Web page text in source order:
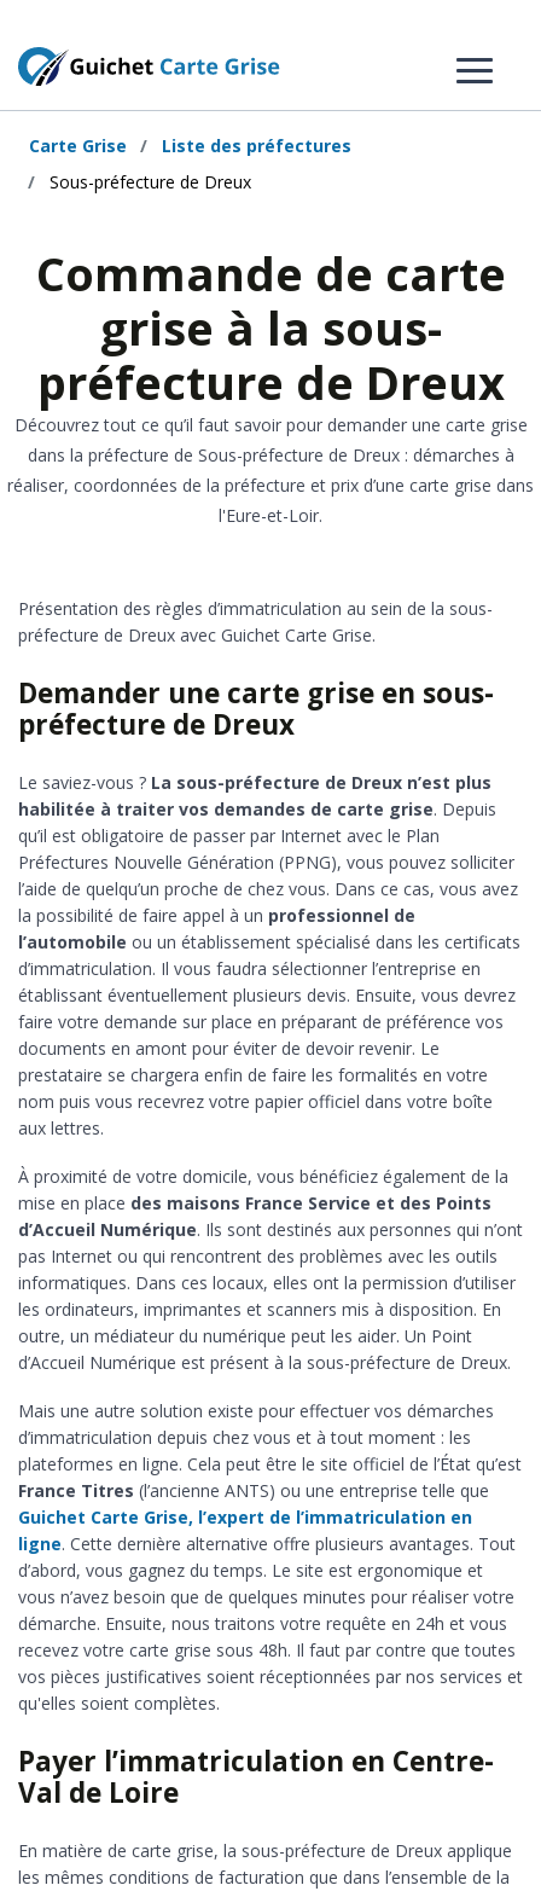
Carte Grise
Liste des préfectures
Sous-préfecture de Dreux
Commande de carte
grise à la sous-
préfecture de Dreux
Découvrez tout ce qu’il faut savoir pour demander une carte grise
dans la préfecture de Sous-préfecture de Dreux : démarches à
réaliser, coordonnées de la préfecture et prix d’une carte grise dans
l'Eure-et-Loir.
Présentation des règles d’immatriculation au sein de la sous-
préfecture de Dreux avec Guichet Carte Grise.
Demander une carte grise en sous-
préfecture de Dreux
Le saviez-vous ? La sous-préfecture de Dreux n’est plus
habilitée à traiter vos demandes de carte grise. Depuis
qu’il est obligatoire de passer par Internet avec le Plan
Préfectures Nouvelle Génération (PPNG), vous pouvez solliciter
l’aide de quelqu’un proche de chez vous. Dans ce cas, vous avez
la possibilité de faire appel à un professionnel de
l’automobile ou un établissement spécialisé dans les certificats
d’immatriculation. Il vous faudra sélectionner l’entreprise en
établissant éventuellement plusieurs devis. Ensuite, vous devrez
faire votre demande sur place en préparant de préférence vos
documents en amont pour éviter de devoir revenir. Le
prestataire se chargera enfin de faire les formalités en votre
nom puis vous recevrez votre papier officiel dans votre boîte
aux lettres.
À proximité de votre domicile, vous bénéficiez également de la
mise en place des maisons France Service et des Points
d’Accueil Numérique. Ils sont destinés aux personnes qui n’ont
pas Internet ou qui rencontrent des problèmes avec les outils
informatiques. Dans ces locaux, elles ont la permission d’utiliser
les ordinateurs, imprimantes et scanners mis à disposition. En
outre, un médiateur du numérique peut les aider. Un Point
d’Accueil Numérique est présent à la sous-préfecture de Dreux.
Mais une autre solution existe pour effectuer vos démarches
d’immatriculation depuis chez vous et à tout moment : les
plateformes en ligne. Cela peut être le site officiel de l’État qu’est
France Titres (l’ancienne ANTS) ou une entreprise telle que
Guichet Carte Grise, l’expert de l’immatriculation en
ligne. Cette dernière alternative offre plusieurs avantages. Tout
d’abord, vous gagnez du temps. Le site est ergonomique et
vous n’avez besoin que de quelques minutes pour réaliser votre
démarche. Ensuite, nous traitons votre requête en 24h et vous
recevez votre carte grise sous 48h. Il faut par contre que toutes
vos pièces justificatives soient réceptionnées par nos services et
qu'elles soient complètes.
Payer l’immatriculation en Centre-
Val de Loire
En matière de carte grise, la sous-préfecture de Dreux applique
les mêmes conditions de facturation que dans l’ensemble de la